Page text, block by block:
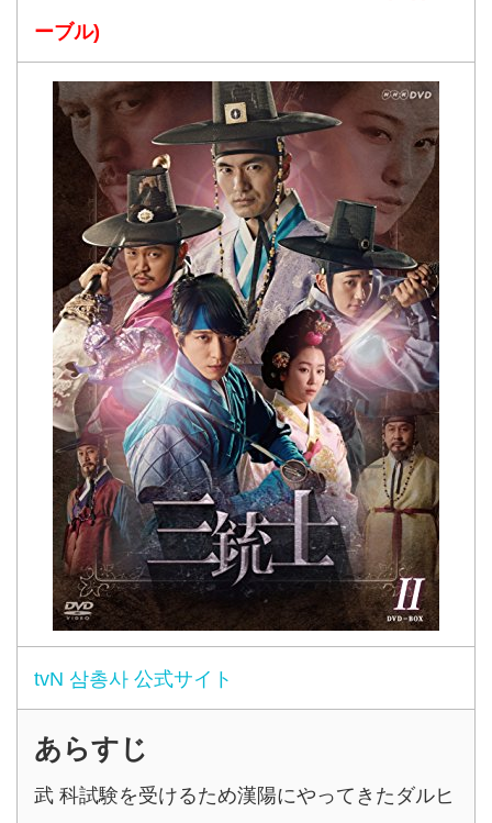
ーブル)
tvN 삼총사 公式サイト
あらすじ
武 科試験を受けるため漢陽にやってきたダルヒ